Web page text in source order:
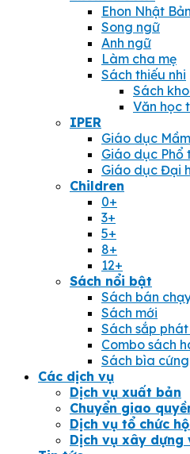
Ehon Nhật Bản
Song ngữ
Anh ngữ
Làm cha mẹ
Sách thiếu nhi
Sách
Văn học
IPER
Giáo dục
Giáo dục Phổ
Giáo dục Đại
Children
0+
3+
5+
8+
12+
Sách nổi bật
Sách bán
Sách mới
Sách sắp
Combo sách
Sách bìa cứng
Các dịch vụ
Dịch vụ xuất bản
Chuyển giao
Dịch vụ tổ chức
Dịch vụ xây dựng